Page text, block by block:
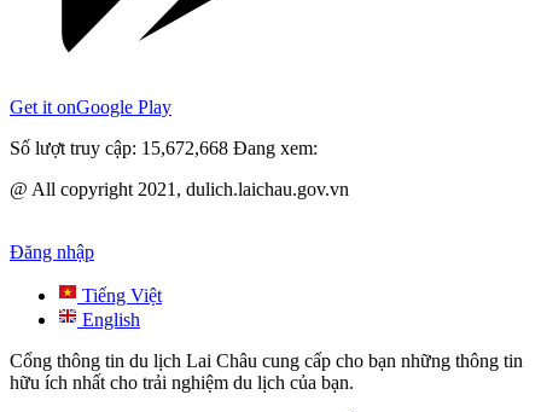
Get it onGoogle Play
Số lượt truy cập: 15,672,668 Đang xem:
@ All copyright 2021, dulich.laichau.gov.vn
Đăng nhập
Tiếng Việt
English
Cổng thông tin du lịch Lai Châu cung cấp cho bạn những thông tin
hữu ích nhất cho trải nghiệm du lịch của bạn.